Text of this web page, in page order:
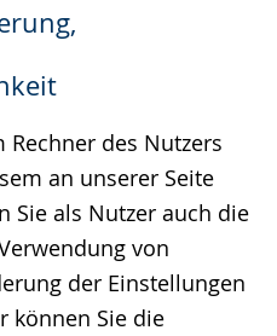
des Nutzers
an unserer Seite
Sie als Nutzer auch die
von
der Einstellungen
können Sie die